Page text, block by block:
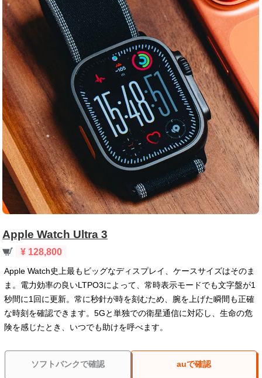
Apple Watch Ultra 3
¥ 128,800
Apple Watch史上最もビッグなディスプレイ、ケースサイズはそのま
ま。電力効率の良いLTPO3によって、常時表示モードでも文字盤が1
秒間に1回に更新。常に秒針が時を刻むため、腕を上げた瞬間も正確
な時刻を確認できます。5Gと単独での衛星通信に対応し、生命の危
険を感じたとき、いつでも助けを呼べます。
ソフトバンクで確認 auで確認